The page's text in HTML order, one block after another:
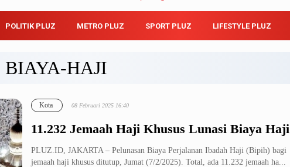
POLITIK PLUZ METRO PLUZ SPORT PLUZ LIFESTYLE PLUZ
BIAYA-HAJI
11.232 Jemaah Haji Khusus Lunasi Biaya Haji
Kota 08 Februari 2025 16:40
PLUZ.ID, JAKARTA – Pelunasan Biaya Perjalanan Ibadah Haji (Bipih) bagi
jemaah haji khusus ditutup, Jumat (7/2/2025). Total, ada 11.232 jemaah ha...